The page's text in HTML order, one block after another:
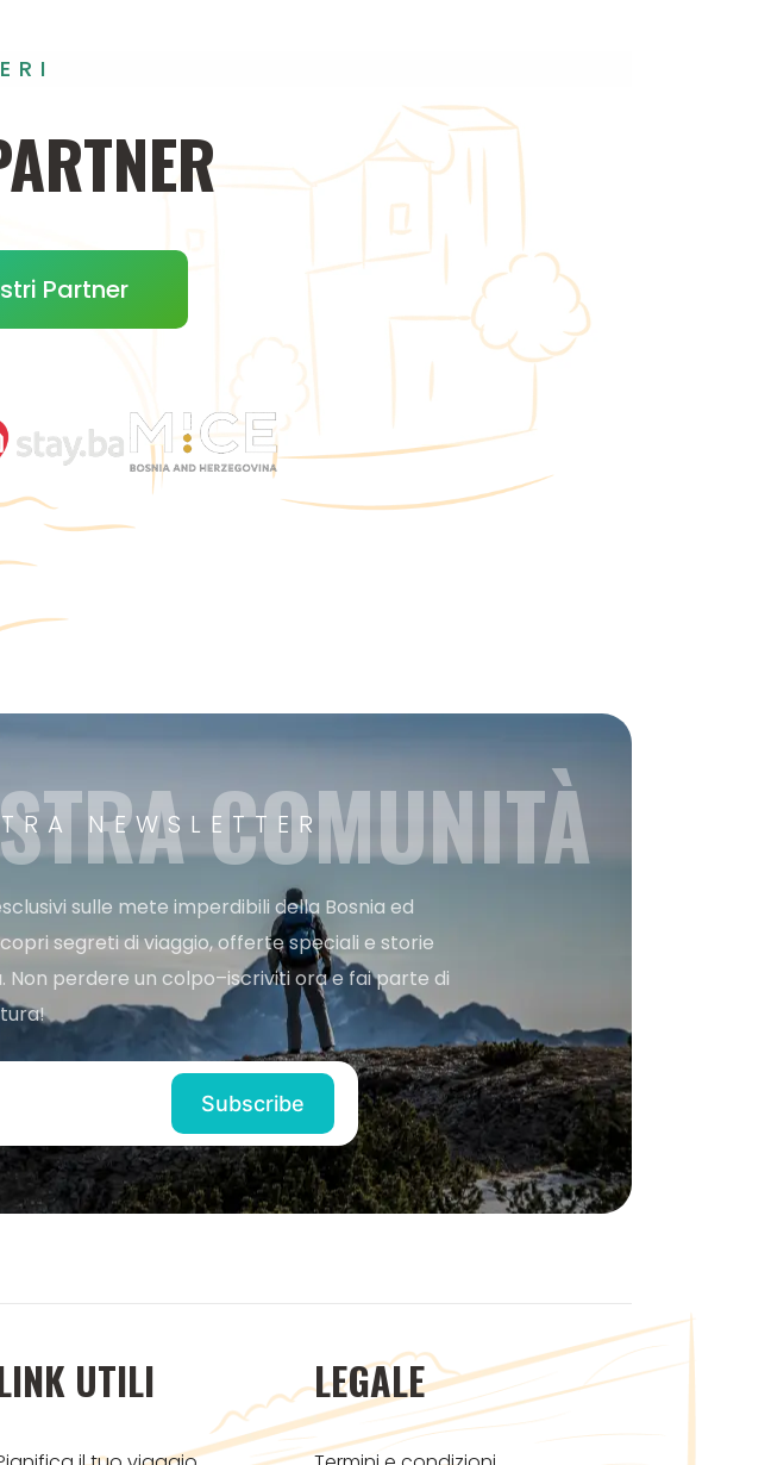
Partner
NEWSLETTERCOMUNITÀ
sulle mete imperdibili della Bosnia ed
segreti di viaggio, offerte speciali e storie
perdere un colpo–iscriviti ora e fai parte di
UTILI LEGALE